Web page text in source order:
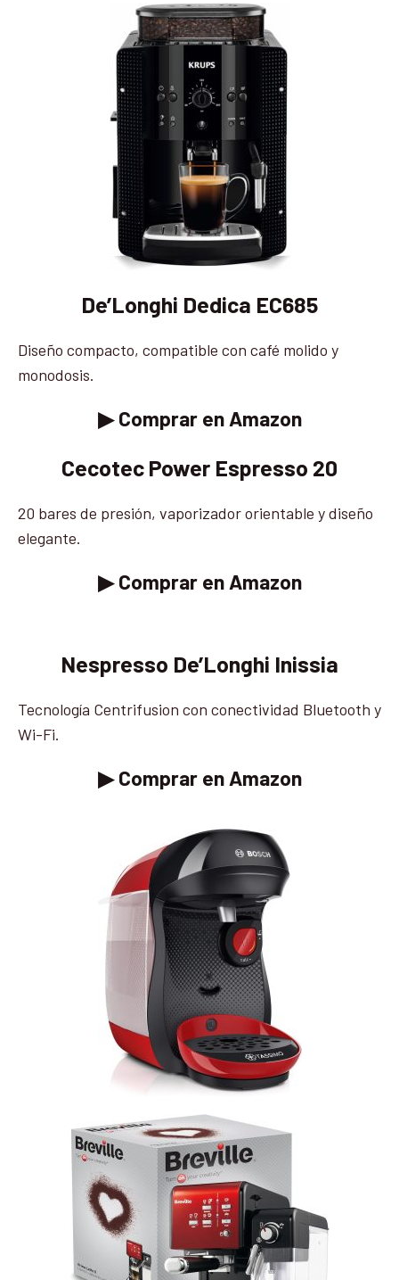
De’Longhi Dedica EC685
Diseño compacto, compatible con café molido y
monodosis.
▶ Comprar en Amazon
Cecotec Power Espresso 20
20 bares de presión, vaporizador orientable y diseño
elegante.
▶ Comprar en Amazon
Nespresso De’Longhi Inissia
Tecnología Centrifusion con conectividad Bluetooth y
Wi-Fi.
▶ Comprar en Amazon